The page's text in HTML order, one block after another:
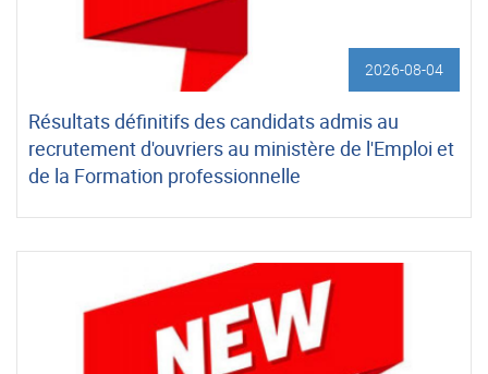
2026-08-04
Résultats définitifs des candidats admis au
recrutement d'ouvriers au ministère de l'Emploi et
de la Formation professionnelle